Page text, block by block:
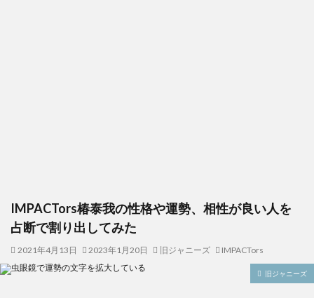
IMPACTors椿泰我の性格や運勢、相性が良い人を
占断で割り出してみた
2021年4月13日 2023年1月20日 旧ジャニーズ IMPACTors
旧ジャニーズ